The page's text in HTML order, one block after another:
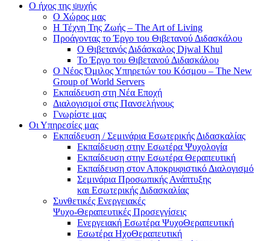
Ο ήχος της ψυχής
Ο Χώρος μας
Η Τέχνη Της Ζωής – The Art of Living
Προάγοντας το Έργο του Θιβετανού Διδασκάλου
Ο Θιβετανός Διδάσκαλος Djwal Khul
Το Έργο του Θιβετανού Διδασκάλου
Ο Νέος Όμιλος Υπηρετών του Κόσμου – The New
Group of World Servers
Εκπαίδευση στη Νέα Εποχή
Διαλογισμοί στις Πανσελήνους
Γνωρίστε μας
Οι Υπηρεσίες μας
Εκπαίδευση / Σεμινάρια Εσωτερικής Διδασκαλίας
Εκπαίδευση στην Εσωτέρα Ψυχολογία
Εκπαίδευση στην Εσωτέρα Θεραπευτική
Εκπαίδευση στον Αποκρυφιστικό Διαλογισμό
Σεμινάρια Προσωπικής Ανάπτυξης
και Εσωτερικής Διδασκαλίας
Συνθετικές Ενεργειακές
Ψυχο-Θεραπευτικές Προσεγγίσεις
Ενεργειακή Εσωτέρα ΨυχοΘεραπευτική
Εσωτέρα ΗχοΘεραπευτική